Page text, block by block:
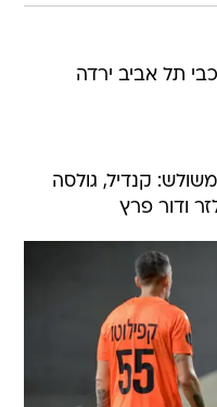
תל אביב ירדה
קנדיל, גולסה
ודור פרץ